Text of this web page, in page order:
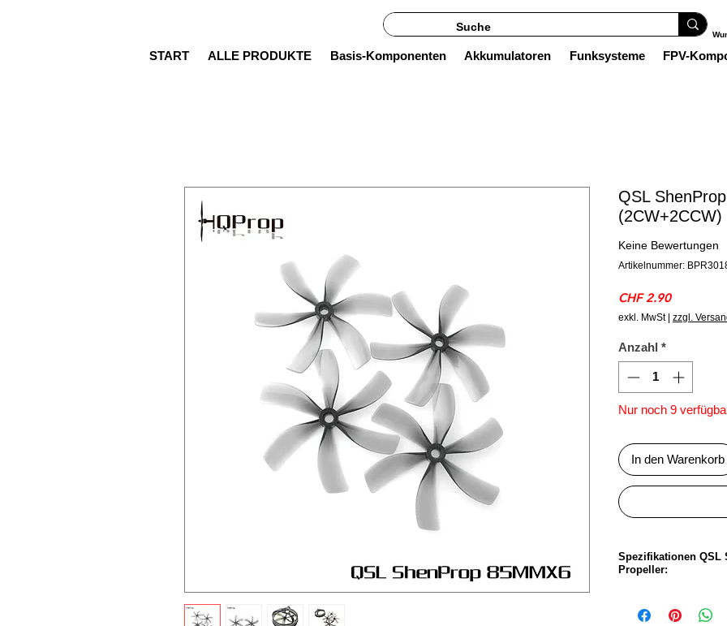
START ALLE PRODUKTE Basis-Komponenten Akkumulatoren Funksysteme FPV-
QSL
Keine Bewertungen
Artikelnummer:
CHF 2.90Preis
exkl. MwSt| zzgl.
Anzahl *
Nur noch 9
In den Warenkorb
Spezifikationen QSL
Propeller:
Propellergrösse: